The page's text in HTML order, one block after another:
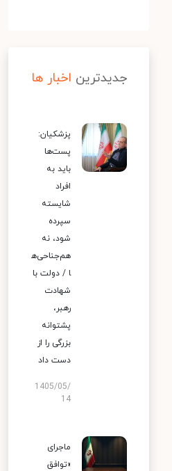
جدیدترین اخبار ها
پزشکیان:
پست‌ها
باید به
افراد
شایسته
سپرده
شود، نه
هم‌جناحی‌ه
ا / دولت با
شهادت
رهبر،
پشتوانه
بزرگی را از
دست داد
1405/05/
14
ماجرای
«توافق